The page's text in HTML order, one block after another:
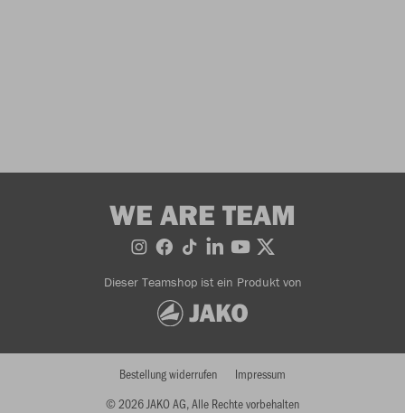
WE ARE TEAM
Dieser Teamshop ist ein Produkt von
© 2026 JAKO AG, Alle Rechte vorbehalten
Bestellung widerrufen Impressum